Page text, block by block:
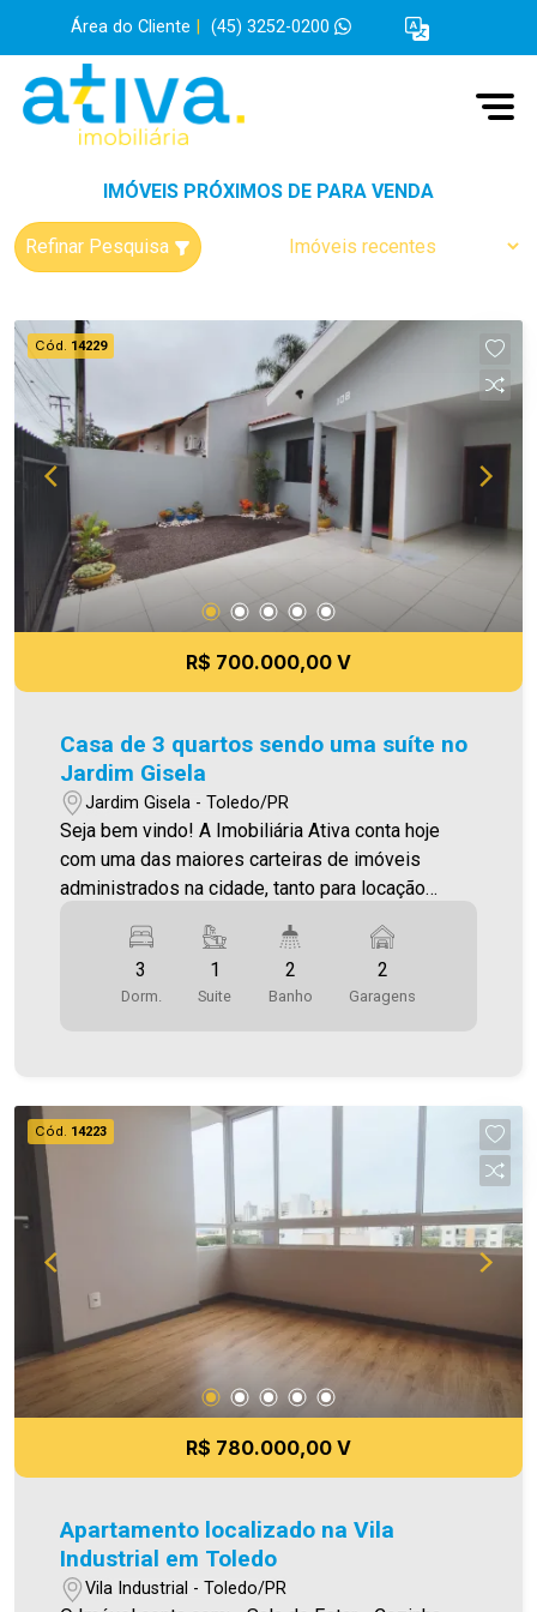
Área do Cliente (45) 3252-0200
IMÓVEIS PRÓXIMOS DE PARA VENDA
Refinar Pesquisa
Cód. 14229
R$ 700.000,00 V
Casa de 3 quartos sendo uma suíte no
Jardim Gisela
Jardim Gisela - Toledo/PR
Seja bem vindo! A Imobiliária Ativa conta hoje
com uma das maiores carteiras de imóveis
administrados na cidade, tanto para locação
opções! Excelente oportunidade para quem
busca um imóvel completo e pronto para morar!
Características do imóvel: 3 quartos, sendo 1
proporcionando mais iluminação e ventilação
natural; Edícula com lavanderia fechada, lavabo,
churrasqueira, forno, fogão a lenha e pia, ideal
para receber amigos e familiares; Sistema de
energia solar com 8 placas, garantindo economia
na conta de energia; Portão eletrônico;
Permanecem no imóvel 2 aparelhos de ar-
condicionado (na suíte e em um dos quartos). A
casa é construída em laje, inclusive o lavabo da
edícula. O restante da edícula possui acabamento
em forro. Um imóvel funcional, bem distribuído e
com excelentes diferenciais para proporcionar
conforto e qualidade de vida. Área construída
oportunidade! A hora de encontrar o seu novo lar
É AGORA! Imobiliária Ativa, sinta-se em casa!
3
Dorm.
1
Suite
2
Banho
2
Garagens
Cód. 14223
R$ 780.000,00 V
Apartamento localizado na Vila
Industrial em Toledo
Vila Industrial - Toledo/PR